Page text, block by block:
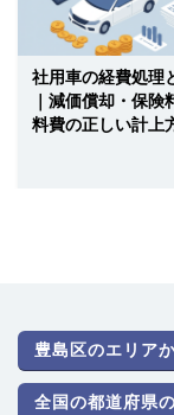
社用車の経費処理
｜減価償却・保険
料費の正しい計上
豊島区のエリア
全国の都道府県